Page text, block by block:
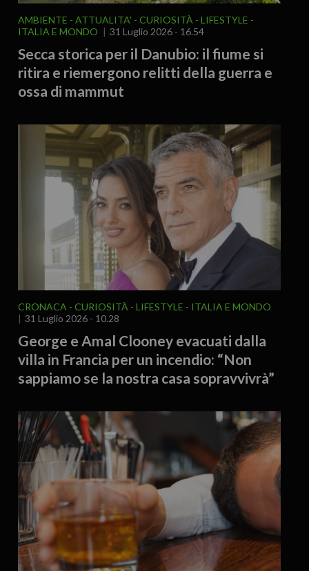
AMBIENTE ATTUALITA'
CURIOSITÀ - LIFESTYLE
ITALIA E MONDO
31 Luglio 2026 - 16.54
Secca storica per il Danubio: il fiume si
ritira e riemergono relitti della guerra e
ossa di mammut
CRONACA CURIOSITÀ - LIFESTYLE
ITALIA E MONDO
31 Luglio 2026 - 10.28
George e Amal Clooney evacuati dalla
villa in Francia per un incendio: “Non
sappiamo se la nostra casa sopravvivrà”